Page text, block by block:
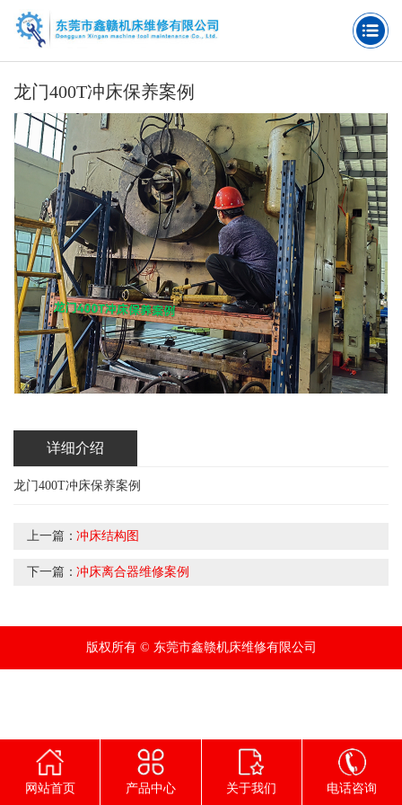
龙门400T冲床保养案例
详细介绍
龙门400T冲床保养案例
上一篇：冲床结构图
下一篇：冲床离合器维修案例
版权所有 © 东莞市鑫赣机床维修有限公司
网站首页 产品中心 关于我们 电话咨询